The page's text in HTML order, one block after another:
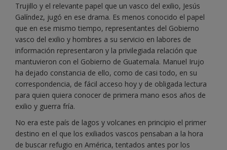
Trujillo y el relevante papel que un vasco del exilio, Jesús
Galíndez, jugó en ese drama. Es menos conocido el papel
que en ese mismo tiempo, representantes del Gobierno
vasco del exilio y hombres a su servicio en labores de
información representaron y la privilegiada relación que
mantuvieron con el Gobierno de Guatemala. Manuel Irujo
ha dejado constancia de ello, como de casi todo, en su
correspondencia, de fácil acceso hoy y de obligada lectura
para quien quiera conocer de primera mano esos años de
exilio y guerra fría.
No era este país de lagos y volcanes en principio el primer
destino en el que los exiliados vascos pensaban a la hora
de buscar refugio en América, tentados antes por los